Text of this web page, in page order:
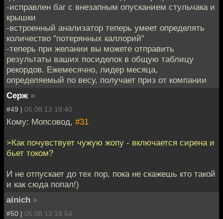
-исправлен баг с внезапным опусканием стульчака и
крышки
-встроенный анализатор теперь умеет определять
количество "потерянных каллорий"
-теперь при желании вы можете отправить
результаты ваших посиделок в общую таблицу
рекордов. Ежемесячно, лидер месяца,
определяемый по весу, получает приз от компании
Серж »
#49 | 05.08.13 18:40
Кому: Мопсовод, #31
>Как почувствует чужую жопу - включается сирена и
бьет током?
И не отпускает до тех пор, пока не скажешь кто такой
и как сюда попал!)
ainich »
#50 | 05.08.13 18:54